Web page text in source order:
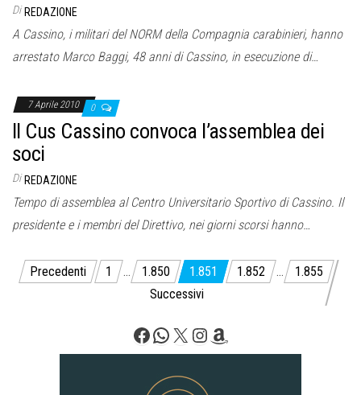
Di REDAZIONE
A Cassino, i militari del NORM della Compagnia carabinieri, hanno
arrestato Marco Baggi, 48 anni di Cassino, in esecuzione di…
7 Aprile 2010 0
Il Cus Cassino convoca l’assemblea dei
soci
Di REDAZIONE
Tempo di assemblea al Centro Universitario Sportivo di Cassino. Il
presidente e i membri del Direttivo, nei giorni scorsi hanno…
Paginazione
Precedenti 1 … 1.850 1.851 1.852 …
1.855
Successivi
Facebook
WhatsApp
X Instagram
Amazon